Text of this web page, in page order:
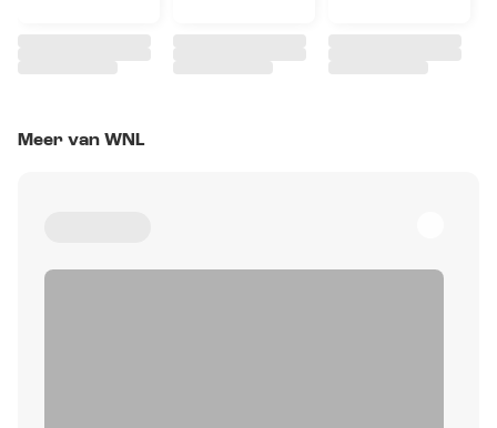
Meer van WNL